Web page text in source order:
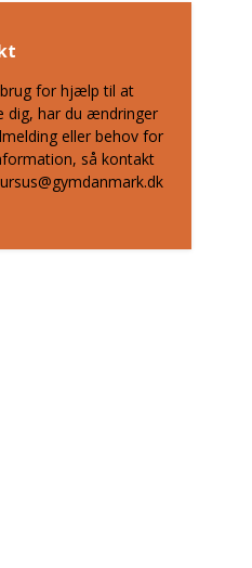
for hjælp til at
dig, har du ændringer
eller behov for
så kontakt